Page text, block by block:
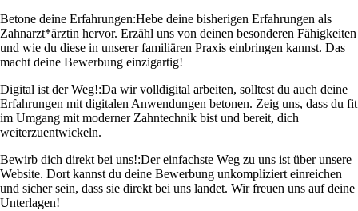
Betone deine Erfahrungen:Hebe deine bisherigen Erfahrungen als
Zahnarzt*ärztin hervor. Erzähl uns von deinen besonderen Fähigkeiten
und wie du diese in unserer familiären Praxis einbringen kannst. Das
macht deine Bewerbung einzigartig!
Digital ist der Weg!:Da wir volldigital arbeiten, solltest du auch deine
Erfahrungen mit digitalen Anwendungen betonen. Zeig uns, dass du fit
im Umgang mit moderner Zahntechnik bist und bereit, dich
weiterzuentwickeln.
Bewirb dich direkt bei uns!:Der einfachste Weg zu uns ist über unsere
Website. Dort kannst du deine Bewerbung unkompliziert einreichen
und sicher sein, dass sie direkt bei uns landet. Wir freuen uns auf deine
Unterlagen!